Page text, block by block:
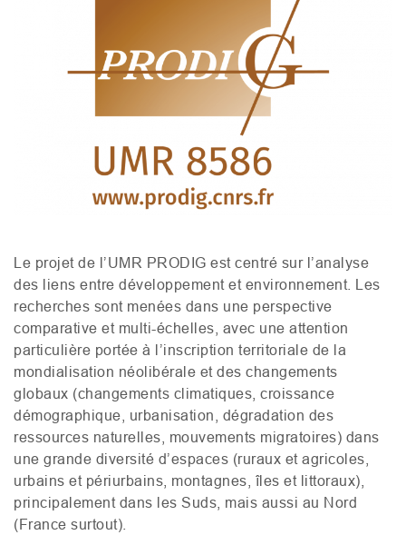
Le projet de l’UMR PRODIG est centré sur l’analyse
des liens entre développement et environnement. Les
recherches sont menées dans une perspective
comparative et multi-échelles, avec une attention
particulière portée à l’inscription territoriale de la
mondialisation néolibérale et des changements
globaux (changements climatiques, croissance
démographique, urbanisation, dégradation des
ressources naturelles, mouvements migratoires) dans
une grande diversité d’espaces (ruraux et agricoles,
urbains et périurbains, montagnes, îles et littoraux),
principalement dans les Suds, mais aussi au Nord
(France surtout).